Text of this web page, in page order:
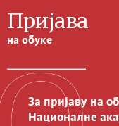
Пријава
на обуке
За пријаву на
Националне